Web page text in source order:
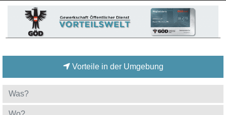
Vorteile in der Umgebung